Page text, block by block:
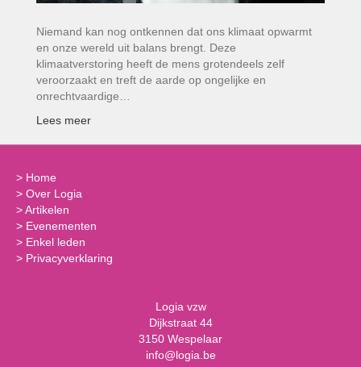
Niemand kan nog ontkennen dat ons klimaat opwarmt
en onze wereld uit balans brengt. Deze
klimaatverstoring heeft de mens grotendeels zelf
veroorzaakt en treft de aarde op ongelijke en
onrechtvaardige…
Lees meer
> Home
> Over Logia
>Artikelen
> Evenementen
> Enkel leden
> Privacyverklaring
Logia vzw
Dijkstraat 44
3150 Wespelaar
info@logia.be